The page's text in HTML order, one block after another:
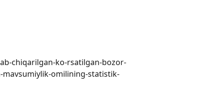
chiqarilgan-ko-rsatilgan-bozor-
omilining-statistik-